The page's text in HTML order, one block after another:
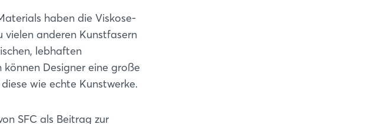
haben die Viskose-
vielen anderen Kunstfasern
lebhaften
können Designer eine große
wie echte Kunstwerke.
SFC als Beitrag zur